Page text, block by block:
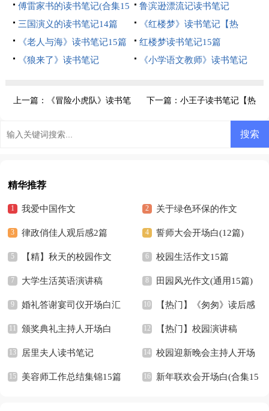
傅雷家书的读书笔记(合集15
篇)
鲁滨逊漂流记读书笔记
【精】
三国演义的读书笔记14篇
《红楼梦》读书笔记【热
门】
《老人与海》读书笔记15篇
红楼梦读书笔记15篇
《狼来了》读书笔记
《小学语文教师》读书笔记
上一篇： 《冒险小虎队》读书笔 下一篇：小王子读书笔记【热
门】
精华推荐
我爱中国作文 关于绿色环保的作文
律政俏佳人观后感2篇 誓师大会开场白(12篇)
【精】秋天的校园作文 校园生活作文15篇
大学生活英语演讲稿 田园风光作文(通用15篇)
婚礼答谢宴司仪开场白汇
编7篇
【热门】《匆匆》读后感
颁奖典礼主持人开场白 【热门】校园演讲稿
居里夫人读书笔记 校园迎新晚会主持人开场
白13篇
美容师工作总结集锦15篇 新年联欢会开场白(合集15